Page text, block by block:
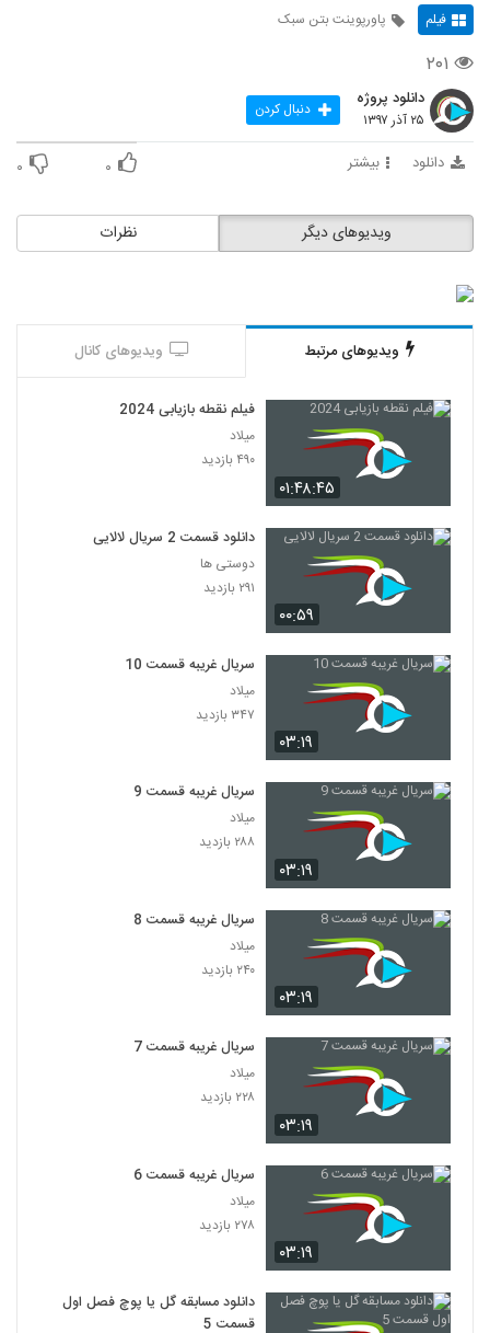
فیلم پاورپوینت بتن سبک
۲۰۱
دانلود پروژه
۲۵ آذر ۱۳۹۷ دنبال کردن
دانلود بیشتر ۰ ۰
نظرات ویدیوهای دیگر
ویدیوهای مرتبط ویدیوهای کانال
۰۱:۴۸:۴۵
فیلم نقطه بازیابی 2024
میلاد
۴۹۰ بازدید
۰۰:۵۹
دانلود قسمت 2 سریال لالایی
دوستی ها
۲۹۱ بازدید
۰۳:۱۹
سریال غریبه قسمت 10
میلاد
۳۴۷ بازدید
۰۳:۱۹
سریال غریبه قسمت 9
میلاد
۲۸۸ بازدید
۰۳:۱۹
سریال غریبه قسمت 8
میلاد
۲۴۰ بازدید
۰۳:۱۹
سریال غریبه قسمت 7
میلاد
۲۲۸ بازدید
۰۳:۱۹
سریال غریبه قسمت 6
میلاد
۲۷۸ بازدید
دانلود مسابقه گل یا پوچ فصل اول
قسمت 5